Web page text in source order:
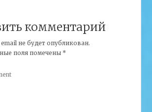
комментарий
не будет опубликован.
поля помечены *